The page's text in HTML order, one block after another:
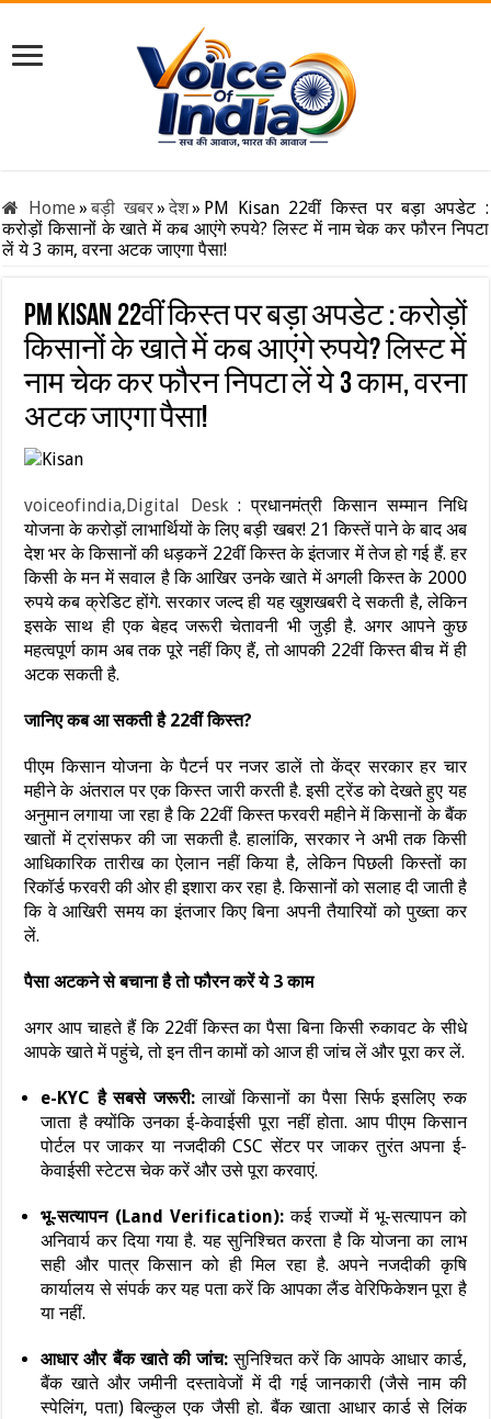
Home»बड़ी खबर»देश» PM Kisan 22वीं किस्त पर बड़ा अपडेट :
करोड़ों किसानों के खाते में कब आएंगे रुपये? लिस्ट में नाम चेक कर फौरन निपटा
लें ये 3 काम, वरना अटक जाएगा पैसा!
PM Kisan 22वीं किस्त पर बड़ा अपडेट : करोड़ों
किसानों के खाते में कब आएंगे रुपये? लिस्ट में
नाम चेक कर फौरन निपटा लें ये 3 काम, वरना
अटक जाएगा पैसा!
voiceofindia,Digital Desk: प्रधानमंत्री किसान सम्मान निधि
योजना के करोड़ों लाभार्थियों के लिए बड़ी खबर! 21 किस्तें पाने के बाद अब
देश भर के किसानों की धड़कनें 22वीं किस्त के इंतजार में तेज हो गई हैं. हर
किसी के मन में सवाल है कि आखिर उनके खाते में अगली किस्त के 2000
रुपये कब क्रेडिट होंगे. सरकार जल्द ही यह खुशखबरी दे सकती है, लेकिन
इसके साथ ही एक बेहद जरूरी चेतावनी भी जुड़ी है. अगर आपने कुछ
महत्वपूर्ण काम अब तक पूरे नहीं किए हैं, तो आपकी 22वीं किस्त बीच में ही
अटक सकती है.
जानिए कब आ सकती है 22वीं किस्त?
पीएम किसान योजना के पैटर्न पर नजर डालें तो केंद्र सरकार हर चार
महीने के अंतराल पर एक किस्त जारी करती है. इसी ट्रेंड को देखते हुए यह
अनुमान लगाया जा रहा है कि 22वीं किस्त फरवरी महीने में किसानों के बैंक
खातों में ट्रांसफर की जा सकती है. हालांकि, सरकार ने अभी तक किसी
आधिकारिक तारीख का ऐलान नहीं किया है, लेकिन पिछली किस्तों का
रिकॉर्ड फरवरी की ओर ही इशारा कर रहा है. किसानों को सलाह दी जाती है
कि वे आखिरी समय का इंतजार किए बिना अपनी तैयारियों को पुख्ता कर
लें.
पैसा अटकने से बचाना है तो फौरन करें ये 3 काम
अगर आप चाहते हैं कि 22वीं किस्त का पैसा बिना किसी रुकावट के सीधे
आपके खाते में पहुंचे, तो इन तीन कामों को आज ही जांच लें और पूरा कर लें.
e-KYC है सबसे जरूरी:लाखों किसानों का पैसा सिर्फ इसलिए रुक
जाता है क्योंकि उनका ई-केवाईसी पूरा नहीं होता. आप पीएम किसान
पोर्टल पर जाकर या नजदीकी CSC सेंटर पर जाकर तुरंत अपना ई-
केवाईसी स्टेटस चेक करें और उसे पूरा करवाएं.
भू-सत्यापन (Land Verification):कई राज्यों में भू-सत्यापन को
अनिवार्य कर दिया गया है. यह सुनिश्चित करता है कि योजना का लाभ
सही और पात्र किसान को ही मिल रहा है. अपने नजदीकी कृषि
कार्यालय से संपर्क कर यह पता करें कि आपका लैंड वेरिफिकेशन पूरा है
या नहीं.
आधार और बैंक खाते की जांच:सुनिश्चित करें कि आपके आधार कार्ड,
बैंक खाते और जमीनी दस्तावेजों में दी गई जानकारी (जैसे नाम की
स्पेलिंग, पता) बिल्कुल एक जैसी हो. बैंक खाता आधार कार्ड से लिंक